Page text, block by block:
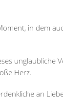
in dem
unglaubliche
Herz.
an